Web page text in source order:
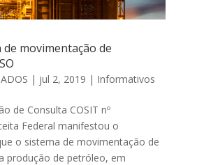
movimentação de
| jul 2, 2019 | Informativos
de Consulta COSIT nº
Federal manifestou o
o sistema de movimentação de
produção de petróleo, em